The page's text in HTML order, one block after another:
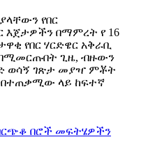
የበር
እጀታዎችን በማምረት የ 16
የበር ሃርድዌር አቅራቢ
በሚመርጡበት ጊዜ, ብዙውን
ወሳኝ ገጽታ መያዣ ምቾት
በተጠቃሚው ላይ ከፍተኛ